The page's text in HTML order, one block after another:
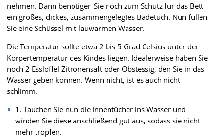
nehmen. Dann benötigen Sie noch zum Schutz für das Bett
ein großes, dickes, zusammengelegtes Badetuch. Nun füllen
Sie eine Schüssel mit lauwarmen Wasser.
Die Temperatur sollte etwa 2 bis 5 Grad Celsius unter der
Körpertemperatur des Kindes liegen. Idealerweise haben Sie
noch 2 Esslöffel Zitronensaft oder Obstessig, den Sie in das
Wasser geben können. Wenn nicht, ist es auch nicht
schlimm.
1. Tauchen Sie nun die Innentücher ins Wasser und
winden Sie diese anschließend gut aus, sodass sie nicht
mehr tropfen.